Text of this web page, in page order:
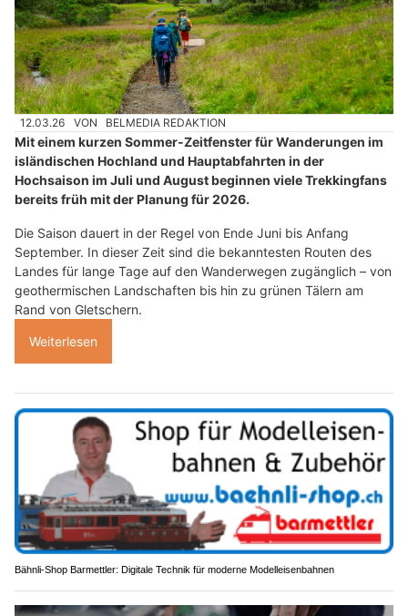
12.03.26 VON BELMEDIA REDAKTION
Mit einem kurzen Sommer-Zeitfenster für Wanderungen im
isländischen Hochland und Hauptabfahrten in der
Hochsaison im Juli und August beginnen viele Trekkingfans
bereits früh mit der Planung für 2026.
Die Saison dauert in der Regel von Ende Juni bis Anfang
September. In dieser Zeit sind die bekanntesten Routen des
Landes für lange Tage auf den Wanderwegen zugänglich – von
geothermischen Landschaften bis hin zu grünen Tälern am
Rand von Gletschern.
Weiterlesen
Bähnli-Shop Barmettler: Digitale Technik für moderne Modelleisenbahnen